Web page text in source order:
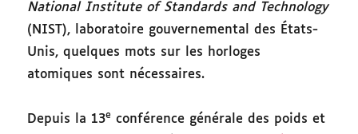
National Institute of Standards and Technology
(NIST), laboratoire gouvernemental des États-
Unis, quelques mots sur les horloges
atomiques sont nécessaires.
Depuis la 13e conférence générale des poids et